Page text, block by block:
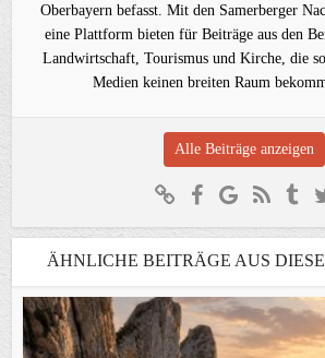
Oberbayern befasst. Mit den Samerberger
eine Plattform bieten für Beiträge aus den
Landwirtschaft, Tourismus und Kirche, die
Medien keinen breiten Raum
Alle Beiträge anzeigen
ÄHNLICHE BEITRÄGE AUS